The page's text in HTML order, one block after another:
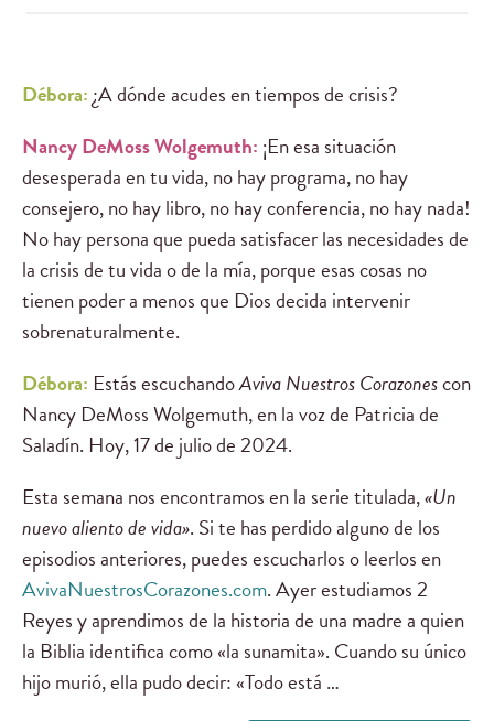
Débora:¿A dónde acudes en tiempos de crisis?
Nancy DeMoss Wolgemuth: ¡En esa situación
desesperada en tu vida, no hay programa, no hay
consejero, no hay libro, no hay conferencia, no hay nada!
No hay persona que pueda satisfacer las necesidades de
la crisis de tu vida o de la mía, porque esas cosas no
tienen poder a menos que Dios decida intervenir
sobrenaturalmente.
Débora: Estás escuchandoAviva Nuestros Corazonescon
Nancy DeMoss Wolgemuth, en la voz de Patricia de
Saladín. Hoy, 17 de julio de 2024.
Esta semana nos encontramos en la serie titulada,«Un
nuevo aliento de vida». Si te has perdido alguno de los
episodios anteriores, puedes escucharlos o leerlos en
AvivaNuestrosCorazones.com. Ayer estudiamos 2
Reyes y aprendimos de la historia de una madre a quien
la Biblia identifica como «la sunamita». Cuando su único
hijo murió, ella pudo decir: «Todo está …